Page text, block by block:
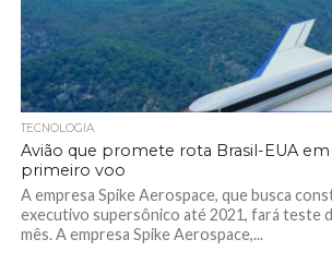
TECNOLOGIA
Avião que promete rota Brasil-EUA em
primeiro voo
A empresa Spike Aerospace, que busca
executivo supersônico até 2021, fará teste
mês. A empresa Spike Aerospace,...